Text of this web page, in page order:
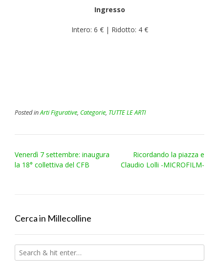
Ingresso
Intero: 6 € | Ridotto: 4 €
Posted inArti Figurative, Categorie, TUTTE LE ARTI
Post
navigation
Venerdì 7 settembre: inaugura
la 18° collettiva del CFB
Ricordando la piazza e
Claudio Lolli -MICROFILM-
Cerca in Millecolline